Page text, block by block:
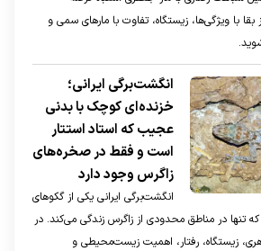
بقا با ویژگی‌ها، زیستگاه، تفاوت با مارهای سمی و
انگشت‌برگی ایرانی؛
خزنده‌ای کوچک با بدنی
عجیب که استاد استتار
است و فقط در صخره‌های
زاگرس وجود دارد
انگشت‌برگی ایرانی یکی از گکو‌های
تنها در مناطق محدودی از زاگرس زندگی می‌کند. در
زیستگاه، رفتار، اهمیت زیست‌محیطی و